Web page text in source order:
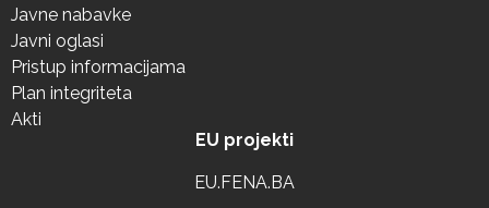
Javne nabavke
Javni oglasi
Pristup informacijama
Plan integriteta
Akti
EU projekti
EU.FENA.BA